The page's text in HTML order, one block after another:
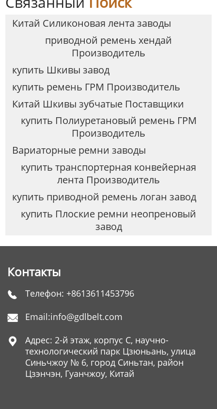
Китай Силиконовая лента заводы
приводной ремень хендай
Производитель
купить Шкивы завод
купить ремень ГРМ Производитель
Китай Шкивы зубчатые Поставщики
купить Полиуретановый ремень ГРМ
Производитель
Вариаторные ремни заводы
купить транспортерная конвейерная
лента Производитель
купить приводной ремень логан завод
купить Плоские ремни неопреновый
завод
Контакты
 Телефон: +8613611453796
 Email:info@gdlbelt.com

Адрес: 2-й этаж, корпус C, научно-
технологический парк Цзюньань, улица
Синьчжоу № 6, город Синьтан, район
Цзэнчэн, Гуанчжоу, Китай